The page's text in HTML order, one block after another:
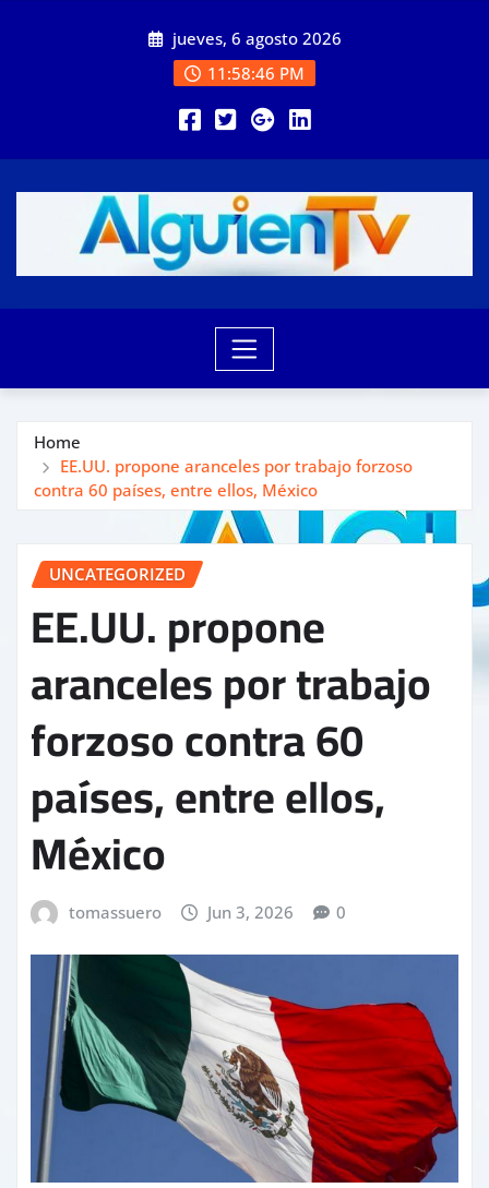
jueves, 6 agosto 2026
11:58:48 PM
Home
EE.UU. propone aranceles por trabajo forzoso
contra 60 países, entre ellos, México
UNCATEGORIZED
EE.UU. propone
aranceles por trabajo
forzoso contra 60
países, entre ellos,
México
tomassuero Jun 3, 2026 0